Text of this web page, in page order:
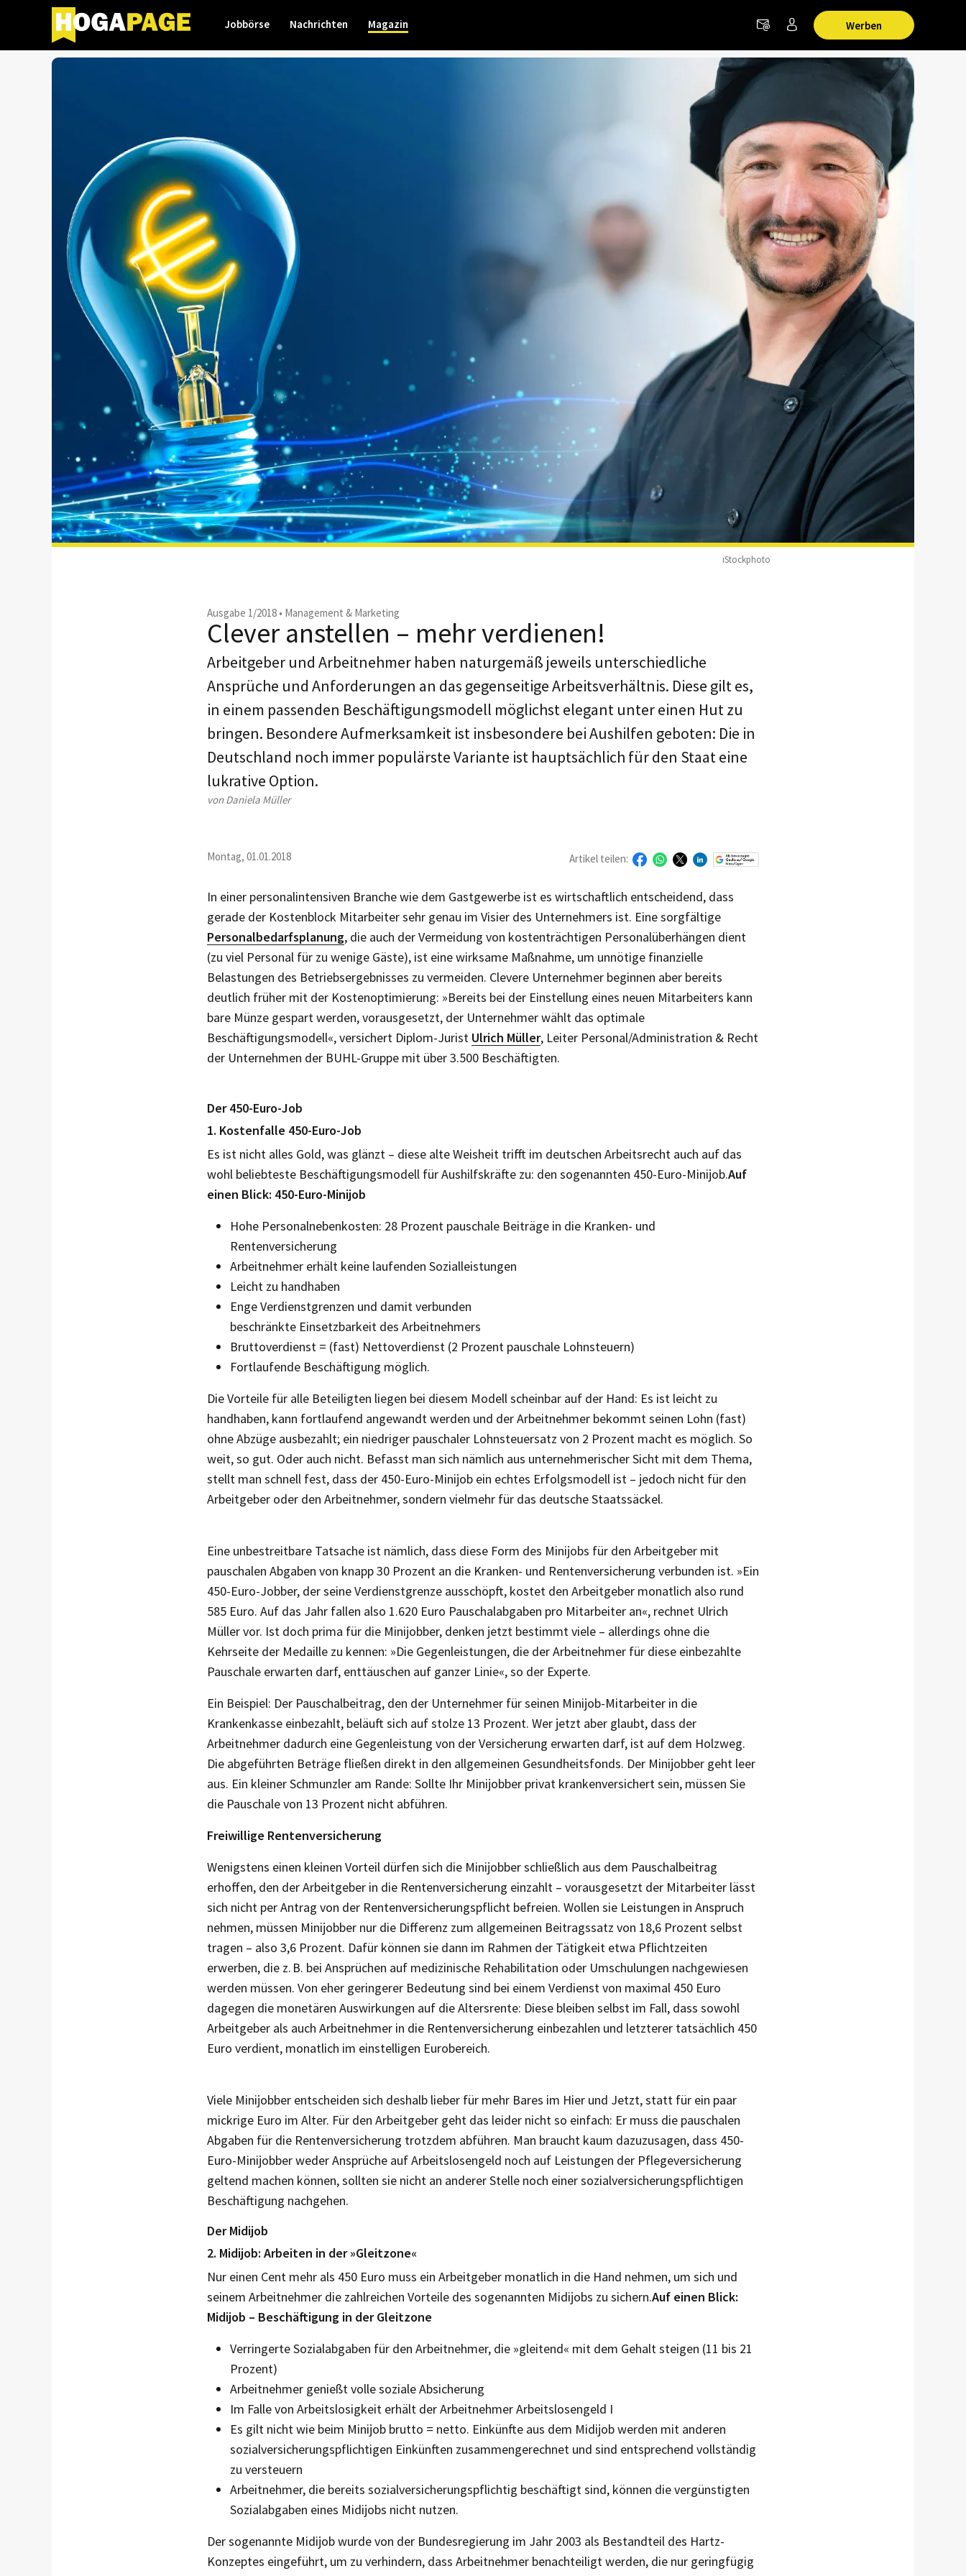
Werben
Jobbörse Nachrichten Magazin
iStockphoto
Ausgabe 1/2018 • Management & Marketing
Clever anstellen – mehr verdienen!
Arbeitgeber und Arbeitnehmer haben naturgemäß jeweils unterschiedliche
Ansprüche und Anforderungen an das gegenseitige Arbeitsverhältnis. Diese gilt es,
in einem passenden Beschäftigungsmodell möglichst elegant unter einen Hut zu
bringen. Besondere Aufmerksamkeit ist insbesondere bei Aushilfen geboten: Die in
Deutschland noch immer populärste Variante ist hauptsächlich für den Staat eine
lukrative Option.
von Daniela Müller
Montag, 01.01.2018 Artikel teilen:
In einer personalintensiven Branche wie dem Gastgewerbe ist es wirtschaftlich entscheidend, dass
gerade der Kostenblock Mitarbeiter sehr genau im Visier des Unternehmers ist. Eine sorgfältige
Personalbedarfsplanung, die auch der Vermeidung von kostenträchtigen Personalüberhängen dient
(zu viel Personal für zu wenige Gäste), ist eine wirksame Maßnahme, um unnötige finanzielle
Belastungen des Betriebsergebnisses zu vermeiden. Clevere Unternehmer beginnen aber bereits
deutlich früher mit der Kostenoptimierung: »Bereits bei der Einstellung eines neuen Mitarbeiters kann
bare Münze gespart werden, vorausgesetzt, der Unternehmer wählt das optimale
Beschäftigungsmodell«, versichert Diplom-Jurist Ulrich Müller, Leiter Personal/Administration & Recht
der Unternehmen der BUHL-Gruppe mit über 3.500 Beschäftigten.
Der 450-Euro-Job
1. Kostenfalle 450-Euro-Job
Es ist nicht alles Gold, was glänzt – diese alte Weisheit trifft im deutschen Arbeitsrecht auch auf das
wohl beliebteste Beschäftigungsmodell für Aushilfskräfte zu: den sogenannten 450-Euro-Minijob.Auf
einen Blick: 450-Euro-Minijob
Hohe Personalnebenkosten: 28 Prozent pauschale Beiträge in die Kranken- und
Rentenversicherung
Arbeitnehmer erhält keine laufenden Sozialleistungen
Leicht zu handhaben
Enge Verdienstgrenzen und damit verbunden
beschränkte Einsetzbarkeit des Arbeitnehmers
Bruttoverdienst = (fast) Nettoverdienst (2 Prozent pauschale Lohnsteuern)
Fortlaufende Beschäftigung möglich.
Die Vorteile für alle Beteiligten liegen bei diesem Modell scheinbar auf der Hand: Es ist leicht zu
handhaben, kann fortlaufend angewandt werden und der Arbeitnehmer bekommt seinen Lohn (fast)
ohne Abzüge ausbezahlt; ein niedriger pauschaler Lohnsteuersatz von 2 Prozent macht es möglich. So
weit, so gut. Oder auch nicht. Befasst man sich nämlich aus unternehmerischer Sicht mit dem Thema,
stellt man schnell fest, dass der 450-Euro-Minijob ein echtes Erfolgsmodell ist – jedoch nicht für den
Arbeitgeber oder den Arbeitnehmer, sondern vielmehr für das deutsche Staatssäckel.
Eine unbestreitbare Tatsache ist nämlich, dass diese Form des Minijobs für den Arbeitgeber mit
pauschalen Abgaben von knapp 30 Prozent an die Kranken- und Rentenversicherung verbunden ist. »Ein
450-Euro-Jobber, der seine Verdienstgrenze ausschöpft, kostet den Arbeitgeber monatlich also rund
585 Euro. Auf das Jahr fallen also 1.620 Euro Pauschalabgaben pro Mitarbeiter an«, rechnet Ulrich
Müller vor. Ist doch prima für die Minijobber, denken jetzt bestimmt viele – allerdings ohne die
Kehrseite der Medaille zu kennen: »Die Gegenleistungen, die der Arbeitnehmer für diese einbezahlte
Pauschale erwarten darf, enttäuschen auf ganzer Linie«, so der Experte.
Ein Beispiel: Der Pauschalbeitrag, den der Unternehmer für seinen Minijob-Mitarbeiter in die
Krankenkasse einbezahlt, beläuft sich auf stolze 13 Prozent. Wer jetzt aber glaubt, dass der
Arbeitnehmer dadurch eine Gegenleistung von der Versicherung erwarten darf, ist auf dem Holzweg.
Die abgeführten Beträge fließen direkt in den allgemeinen Gesundheitsfonds. Der Minijobber geht leer
aus. Ein kleiner Schmunzler am Rande: Sollte Ihr Minijobber privat krankenversichert sein, müssen Sie
die Pauschale von 13 Prozent nicht abführen.
Freiwillige Rentenversicherung
Wenigstens einen kleinen Vorteil dürfen sich die Minijobber schließlich aus dem Pauschalbeitrag
erhoffen, den der Arbeitgeber in die Rentenversicherung einzahlt – vorausgesetzt der Mitarbeiter lässt
sich nicht per Antrag von der Rentenversicherungspflicht befreien. Wollen sie Leistungen in Anspruch
nehmen, müssen Minijobber nur die Differenz zum allgemeinen Beitragssatz von 18,6 Prozent selbst
tragen – also 3,6 Prozent. Dafür können sie dann im Rahmen der Tätigkeit etwa Pflichtzeiten
erwerben, die z. B. bei Ansprüchen auf medizinische Rehabilitation oder Umschulungen nachgewiesen
werden müssen. Von eher geringerer Bedeutung sind bei einem Verdienst von maximal 450 Euro
dagegen die monetären Auswirkungen auf die Altersrente: Diese bleiben selbst im Fall, dass sowohl
Arbeitgeber als auch Arbeitnehmer in die Rentenversicherung einbezahlen und letzterer tatsächlich 450
Euro verdient, monatlich im einstelligen Eurobereich.
Viele Minijobber entscheiden sich deshalb lieber für mehr Bares im Hier und Jetzt, statt für ein paar
mickrige Euro im Alter. Für den Arbeitgeber geht das leider nicht so einfach: Er muss die pauschalen
Abgaben für die Rentenversicherung trotzdem abführen. Man braucht kaum dazuzusagen, dass 450-
Euro-Minijobber weder Ansprüche auf Arbeitslosengeld noch auf Leistungen der Pflegeversicherung
geltend machen können, sollten sie nicht an anderer Stelle noch einer sozialversicherungspflichtigen
Beschäftigung nachgehen.
Der Midijob
2. Midijob: Arbeiten in der »Gleitzone«
Nur einen Cent mehr als 450 Euro muss ein Arbeit­geber monatlich in die Hand nehmen, um sich und
seinem Arbeitnehmer die zahlreichen Vorteile des sogenannten Midijobs zu sichern.Auf einen Blick:
Midijob – Beschäftigung in der Gleitzone
Verringerte Sozialabgaben für den Arbeitnehmer, die »gleitend« mit dem Gehalt steigen (11 bis 21
Prozent)
Arbeitnehmer genießt volle soziale Absicherung
Im Falle von Arbeitslosigkeit erhält der Arbeitnehmer Arbeitslosengeld I
Es gilt nicht wie beim Minijob brutto = netto. Einkünfte aus dem Midijob werden mit anderen
sozialversicherungspflichtigen Einkünften zusammengerechnet und sind entsprechend vollständig
zu versteuern
Arbeitnehmer, die bereits sozialversicherungspflichtig beschäftigt sind, können die vergünstigten
Sozialabgaben eines Midijobs nicht nutzen.
Der sogenannte Midijob wurde von der Bundesregierung im Jahr 2003 als Bestandteil des Hartz-
Konzeptes eingeführt, um zu verhindern, dass Arbeitnehmer benachteiligt werden, die nur geringfügig